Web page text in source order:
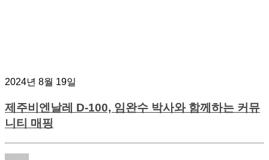
2024년 8월 19일
제주비엔날레 D-100, 임완수 박사와 함께하는 커뮤
니티 매핑